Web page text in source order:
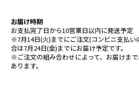
心音 ロゼ
お届け時期
お支払完了日から10営業日以内に発送予定
※7月14日(火)までにご注文(コンビニ支払い
合は7月24日(金)までにお届け予定です。
※ご注文の組み合わせによって、お届けま
あります。